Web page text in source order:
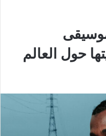
حول العالم